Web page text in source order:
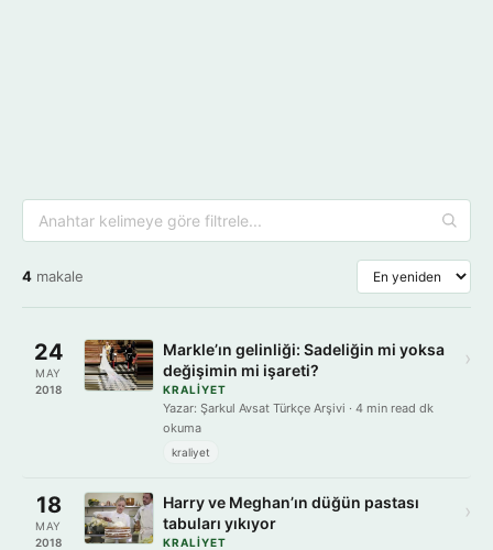
4 makale
24
MAY
2018
Markle’ın gelinliği: Sadeliğin mi yoksa
değişimin mi işareti?
KRALIYET
Yazar: Şarkul Avsat Türkçe Arşivi · 4 min read dk
okuma
kraliyet
›
18
MAY
2018
Harry ve Meghan’ın düğün pastası
tabuları yıkıyor
KRALIYET
›